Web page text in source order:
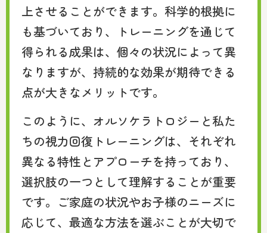
上させることができます。科学的根拠に
も基づいており、トレーニングを通じて
得られる成果は、個々の状況によって異
なりますが、持続的な効果が期待できる
点が大きなメリットです。
このように、オルソケラトロジーと私た
ちの視力回復トレーニングは、それぞれ
異なる特性とアプローチを持っており、
選択肢の一つとして理解することが重要
です。ご家庭の状況やお子様のニーズに
応じて、最適な方法を選ぶことが大切で